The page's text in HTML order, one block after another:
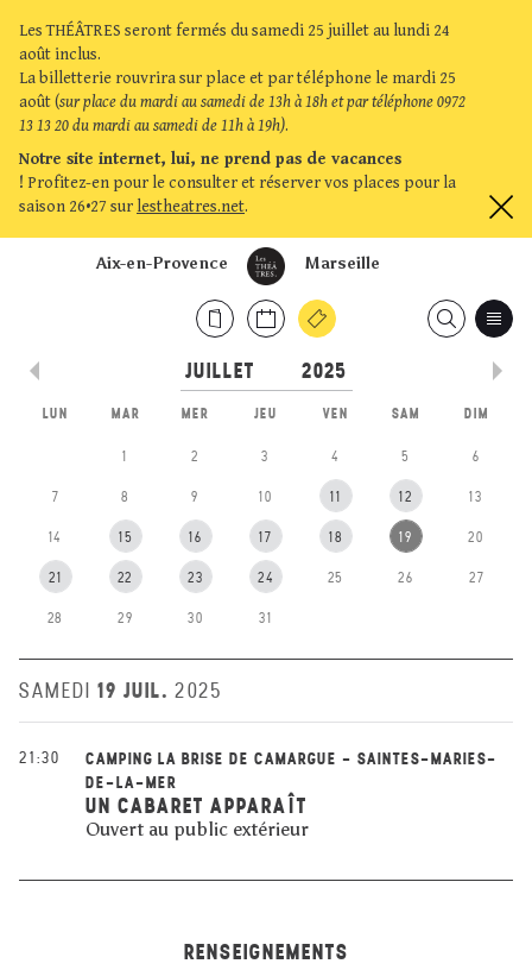
Les THÉÂTRES seront fermés du samedi 25 juillet au lundi 24
août inclus.
La billetterie rouvrira sur place et par téléphone le mardi 25
août (sur place du mardi au samedi de 13h à 18h et par téléphone 0972
13 13 20 du mardi au samedi de 11h à 19h).
Notre site internet, lui, ne prend pas de vacances
! Profitez-en pour le consulter et réserver vos places pour la
saison 26•27 sur lestheatres.net.
Marseille
Aix-en-Provence
LUN MAR MER JEU VEN SAM DIM
1 2 3 4 5 6
7 8 9 10 11 12 13
14 15 16 17 18 19 20
21 22 23 24 25 26 27
28 29 30 31
SAMEDI 19 JUIL. 2025
21:30
CAMPING LA BRISE DE CAMARGUE - SAINTES-MARIES-
DE-LA-MER
UN CABARET APPARAÎT
Ouvert au public extérieur
RENSEIGNEMENTS